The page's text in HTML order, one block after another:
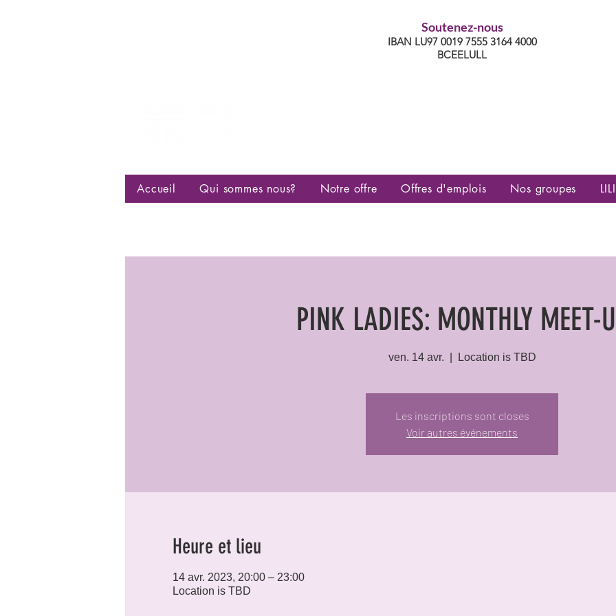
Soutenez-nous
IBAN LU97 0019 7555 3164 4000
BCEELULL
Accueil Qui sommes nous? Notre offre Offres d'emplois Nos groupes LILI
PINK LADIES: MONTHLY MEET-
ven. 14 avr. Location is TBD
Les inscriptions sont closes
Voir autres événements
Heure et lieu
14 avr. 2023, 20:00 – 23:00
Location is TBD